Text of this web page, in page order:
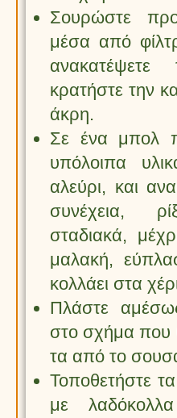
Σουρώστε
μέσα από
κρατήστε την
άκρη.
Σε ένα μπολ
υπόλοιπα
αλεύρι, και
συνέχεια,
σταδιακά,
μαλακή,
κολλάει στα
Πλάστε
στο σχήμα που
τα από το
Τοποθετήστε
με